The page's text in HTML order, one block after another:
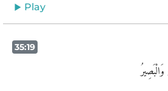
Play
35:19